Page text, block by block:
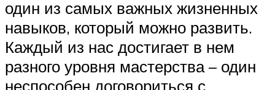
один из самых важных жизненных
навыков, который можно развить.
Каждый из нас достигает в нем
разного уровня мастерства – один
неспособен договориться с